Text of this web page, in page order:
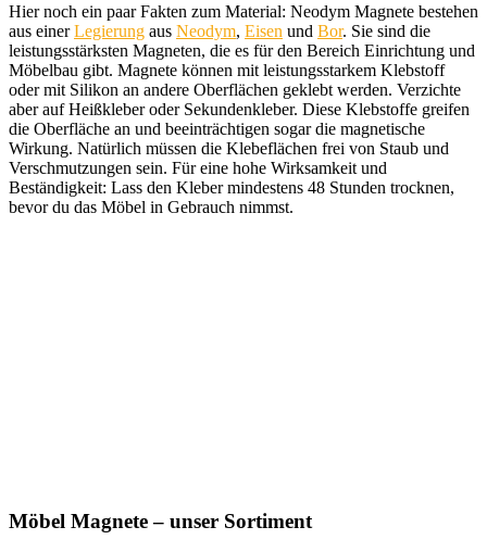
Hier noch ein paar Fakten zum Material: Neodym Magnete bestehen
aus einerLegierung aus Neodym, Eisen und Bor. Sie sind die
leistungsstärksten Magneten, die es für den Bereich Einrichtung und
Möbelbau gibt. Magnete können mit leistungsstarkem Klebstoff
oder mit Silikon an andere Oberflächen geklebt werden. Verzichte
aber auf Heißkleber oder Sekundenkleber. Diese Klebstoffe greifen
die Oberfläche an und beeinträchtigen sogar die magnetische
Wirkung. Natürlich müssen die Klebeflächen frei von Staub und
Verschmutzungen sein. Für eine hohe Wirksamkeit und
Beständigkeit: Lass den Kleber mindestens 48 Stunden trocknen,
bevor du das Möbel in Gebrauch nimmst.
Möbel Magnete – unser Sortiment